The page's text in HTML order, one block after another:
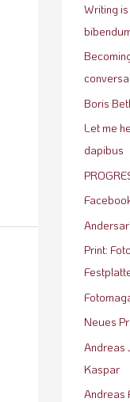
Writing
Boris
Let me
dapibus
Print:
Neues
Andreas
Kaspar
Andreas